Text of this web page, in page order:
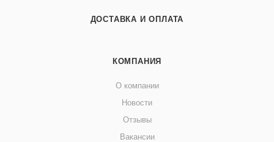
ДОСТАВКА И ОПЛАТА
КОМПАНИЯ
О компании
Новости
Отзывы
Вакансии